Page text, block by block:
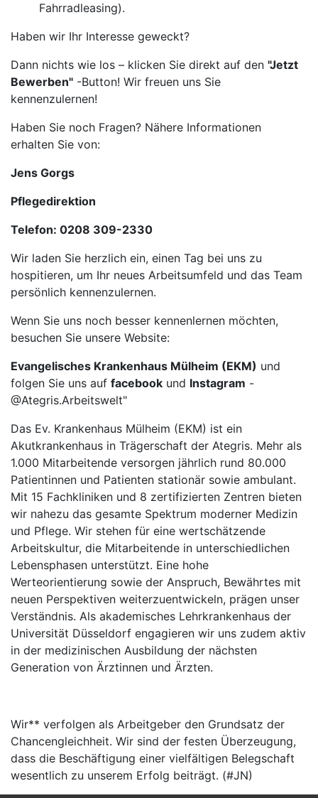
Fahrradleasing).
Haben wir Ihr Interesse geweckt?
Dann nichts wie los – klicken Sie direkt auf den "Jetzt
Bewerben" -Button! Wir freuen uns Sie
kennenzulernen!
Haben Sie noch Fragen? Nähere Informationen
erhalten Sie von:
Jens Gorgs
Pflegedirektion
Telefon: 0208 309-2330
Wir laden Sie herzlich ein, einen Tag bei uns zu
hospitieren, um Ihr neues Arbeitsumfeld und das Team
persönlich kennenzulernen.
Wenn Sie uns noch besser kennenlernen möchten,
besuchen Sie unsere Website:
Evangelisches Krankenhaus Mülheim (EKM) und
folgen Sie uns auf facebook und Instagram -
@Ategris.Arbeitswelt"
Das Ev. Krankenhaus Mülheim (EKM) ist ein
Akutkrankenhaus in Trägerschaft der Ategris. Mehr als
1.000 Mitarbeitende versorgen jährlich rund 80.000
Patientinnen und Patienten stationär sowie ambulant.
Mit 15 Fachkliniken und 8 zertifizierten Zentren bieten
wir nahezu das gesamte Spektrum moderner Medizin
und Pflege. Wir stehen für eine wertschätzende
Arbeitskultur, die Mitarbeitende in unterschiedlichen
Lebensphasen unterstützt. Eine hohe
Werteorientierung sowie der Anspruch, Bewährtes mit
neuen Perspektiven weiterzuentwickeln, prägen unser
Verständnis. Als akademisches Lehrkrankenhaus der
Universität Düsseldorf engagieren wir uns zudem aktiv
in der medizinischen Ausbildung der nächsten
Generation von Ärztinnen und Ärzten.
Wir** verfolgen als Arbeitgeber den Grundsatz der
Chancengleichheit. Wir sind der festen Überzeugung,
dass die Beschäftigung einer vielfältigen Belegschaft
wesentlich zu unserem Erfolg beiträgt. (#JN)